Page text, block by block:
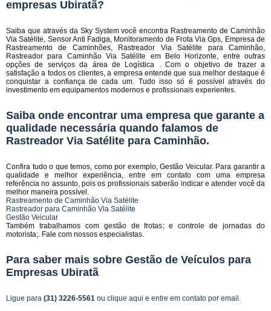
empresas Ubiratã?
Saiba que através da Sky System você encontra Rastreamento de Caminhão
Via Satélite, Sensor Anti Fadiga, Monitoramento de Frota Via Gps, Empresa de
Rastreamento de Caminhões, Rastreador Via Satélite para Caminhão,
Rastreador para Caminhão Via Satélite em Belo Horizonte, entre outras
opções de serviços da área de Logística . Com o objetivo de trazer a
satisfação a todos os clientes, a empresa entende que sua melhor destaque é
conquistar a confiança de cada um. Tudo isso só é possível através do
investimento em equipamentos modernos e profissionais experientes.
Saiba onde encontrar uma empresa que garante a
qualidade necessária quando falamos de
Rastreador Via Satélite para Caminhão.
Confira tudo o que temos, como por exemplo, Gestão Veicular. Para garantir a
qualidade e melhor experiência, entre em contato com uma empresa
referência no assunto, pois os profissionais saberão indicar e atender você da
melhor maneira possível.
Rastreamento de Caminhão Via Satélite
Rastreador para Caminhão Via Satélite
Gestão Veicular
Também trabalhamos com gestão de frotas; e controle de jornadas do
motorista;. Fale com nossos especialistas.
Para saber mais sobre Gestão de Veículos para
Empresas Ubiratã
Ligue para (31) 3226-5561 ou clique aqui e entre em contato por email.